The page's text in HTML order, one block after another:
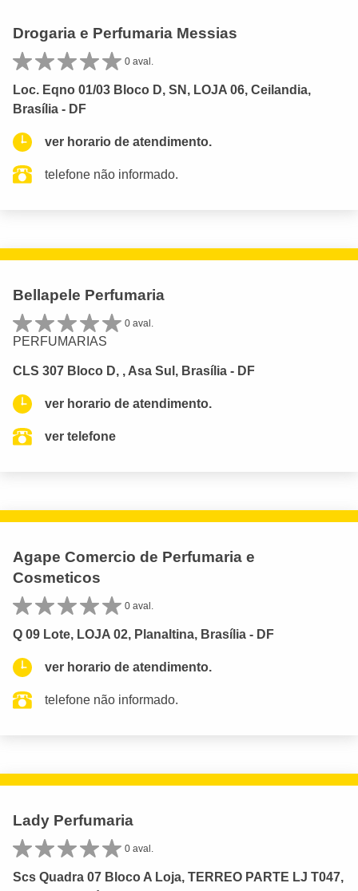
Drogaria e Perfumaria Messias
0 aval.
Loc. Eqno 01/03 Bloco D, SN, LOJA 06, Ceilandia,
Brasília - DF
ver horario de atendimento.
telefone não informado.
Bellapele Perfumaria
0 aval.
PERFUMARIAS
CLS 307 Bloco D, , Asa Sul, Brasília - DF
ver horario de atendimento.
ver telefone
Agape Comercio de Perfumaria e
Cosmeticos
0 aval.
Q 09 Lote, LOJA 02, Planaltina, Brasília - DF
ver horario de atendimento.
telefone não informado.
Lady Perfumaria
0 aval.
Scs Quadra 07 Bloco A Loja, TERREO PARTE LJ T047,